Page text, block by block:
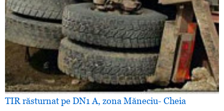
TIR răsturnat pe DN1 A, zona Măneciu- Cheia